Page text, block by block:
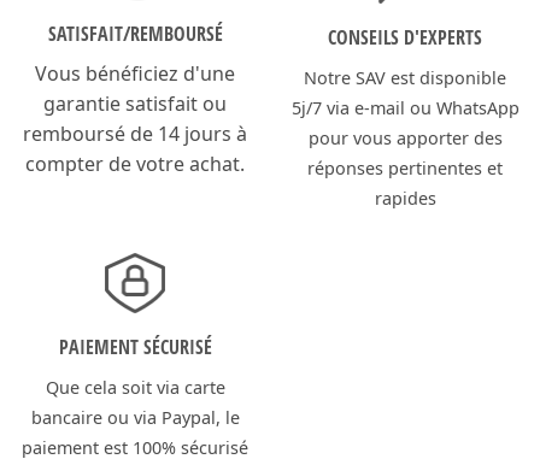
SATISFAIT/REMBOURSÉ
Vous bénéficiez d'une
garantie satisfait ou
remboursé de 14 jours à
compter de votre achat.
CONSEILS D'EXPERTS
Notre SAV est disponible
5j/7 via e-mail ou WhatsApp
pour vous apporter des
réponses pertinentes et
rapides
PAIEMENT SÉCURISÉ
Que cela soit via carte
bancaire ou via Paypal, le
paiement est 100% sécurisé